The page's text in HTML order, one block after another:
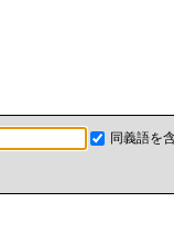
同義語を